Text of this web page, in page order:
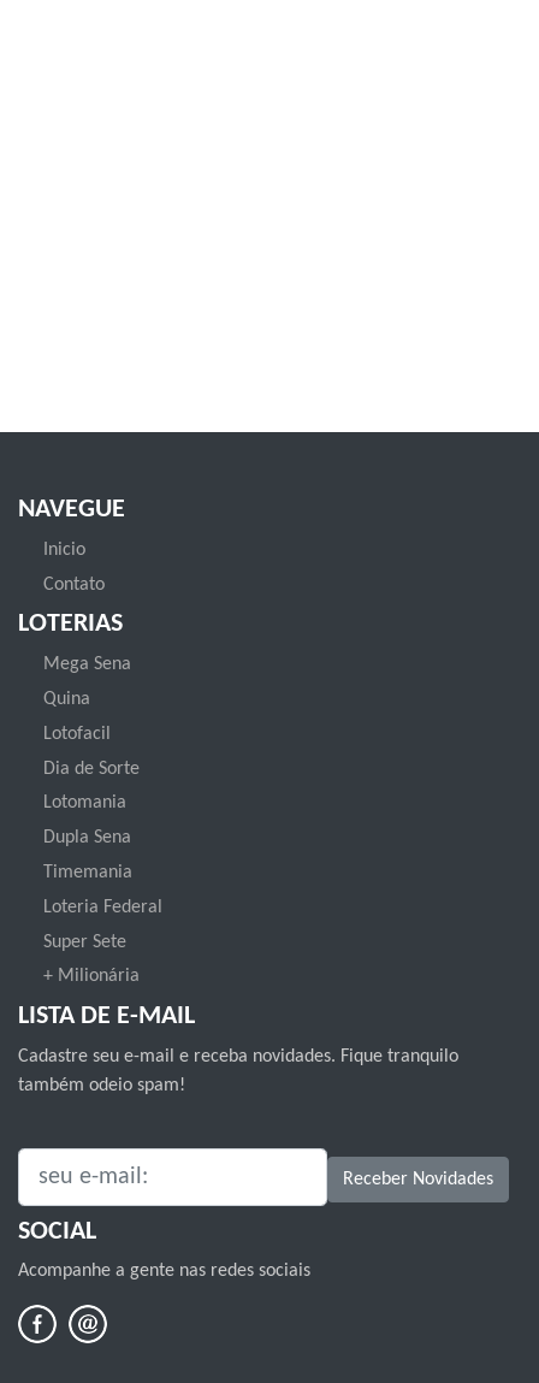
NAVEGUE
Inicio
Contato
LOTERIAS
Mega Sena
Quina
Lotofacil
Dia de Sorte
Lotomania
Dupla Sena
Timemania
Loteria Federal
Super Sete
+ Milionária
LISTA DE E-MAIL
Cadastre seu e-mail e receba novidades. Fique tranquilo
também odeio spam!
SEU E-MAIL: Receber Novidades
SOCIAL
Acompanhe a gente nas redes sociais